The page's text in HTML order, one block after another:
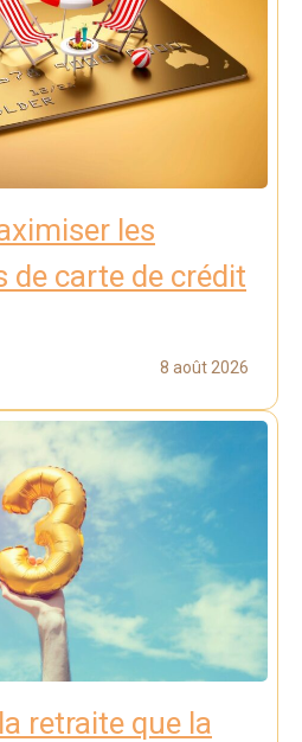
les
de carte de crédit
8 août 2026
retraite que la